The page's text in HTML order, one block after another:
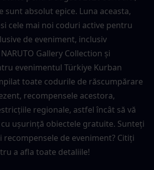
sunt absolut epice. Luna aceasta,
cele mai noi coduri active pentru
de eveniment, inclusiv
Gallery Collection și
evenimentul Türkiye Kurban
toate codurile de răscumpărare
recompensele acestora,
regionale, astfel încât să vă
ușurință obiectele gratuite. Sunteți
recompensele de eveniment? Citiți
a afla toate detaliile!